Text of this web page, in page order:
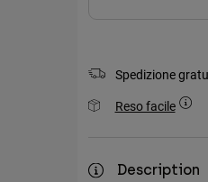
Spedizione
Reso facile
Description